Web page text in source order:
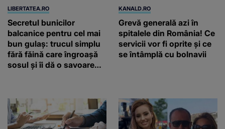
LIBERTATEA.RO
Secretul bunicilor
balcanice pentru cel mai
bun gulaș: trucul simplu
fără făină care îngroașă
sosul și îi dă o savoare
KANALD.RO
Grevă generală azi în
spitalele din România! Ce
servicii vor fi oprite și ce
se întâmplă cu bolnavii